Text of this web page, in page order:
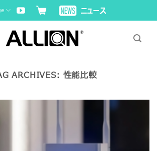
ARCHIVES: 性能比較